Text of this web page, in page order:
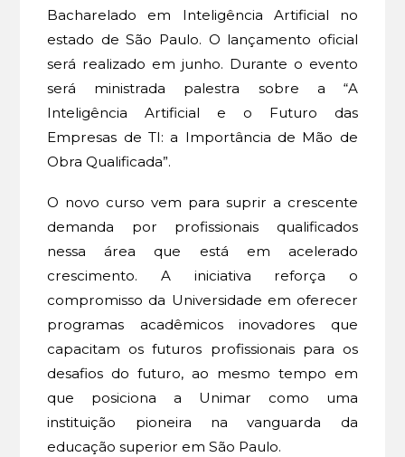
Bacharelado em Inteligência Artificial no
estado de São Paulo. O lançamento oficial
será realizado em junho. Durante o evento
será ministrada palestra sobre a “A
Inteligência Artificial e o Futuro das
Empresas de TI: a Importância de Mão de
Obra Qualificada”.
O novo curso vem para suprir a crescente
demanda por profissionais qualificados
nessa área que está em acelerado
crescimento. A iniciativa reforça o
compromisso da Universidade em oferecer
programas acadêmicos inovadores que
capacitam os futuros profissionais para os
desafios do futuro, ao mesmo tempo em
que posiciona a Unimar como uma
instituição pioneira na vanguarda da
educação superior em São Paulo.